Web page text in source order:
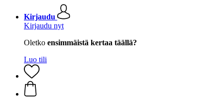
Kirjaudu
Kirjaudu nyt
Oletko ensimmäistä kertaa täällä?
Luo tili